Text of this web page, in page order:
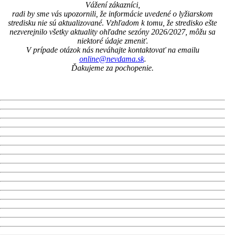
Vážení zákazníci,
radi by sme vás upozornili, že informácie uvedené o lyžiarskom
stredisku nie sú aktualizované. Vzhľadom k tomu, že stredisko ešte
nezverejnilo všetky aktuality ohľadne sezóny 2026/2027, môžu sa
niektoré údaje zmeniť.
V prípade otázok nás neváhajte kontaktovať na emailu
online@nevdama.sk.
Ďakujeme za pochopenie.